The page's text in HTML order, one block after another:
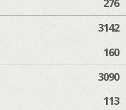
276
3142
160
3090
113